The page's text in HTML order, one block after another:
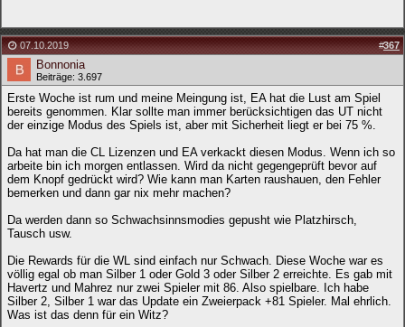
07.10.2019 #367
Bonnonia
Beiträge: 3.697
Erste Woche ist rum und meine Meingung ist, EA hat die Lust am Spiel
bereits genommen. Klar sollte man immer berücksichtigen das UT nicht
der einzige Modus des Spiels ist, aber mit Sicherheit liegt er bei 75 %.
Da hat man die CL Lizenzen und EA verkackt diesen Modus. Wenn ich so
arbeite bin ich morgen entlassen. Wird da nicht gegengeprüft bevor auf
dem Knopf gedrückt wird? Wie kann man Karten raushauen, den Fehler
bemerken und dann gar nix mehr machen?
Da werden dann so Schwachsinnsmodies gepusht wie Platzhirsch,
Tausch usw.
Die Rewards für die WL sind einfach nur Schwach. Diese Woche war es
völlig egal ob man Silber 1 oder Gold 3 oder Silber 2 erreichte. Es gab mit
Havertz und Mahrez nur zwei Spieler mit 86. Also spielbare. Ich habe
Silber 2, Silber 1 war das Update ein Zweierpack +81 Spieler. Mal ehrlich.
Was ist das denn für ein Witz?